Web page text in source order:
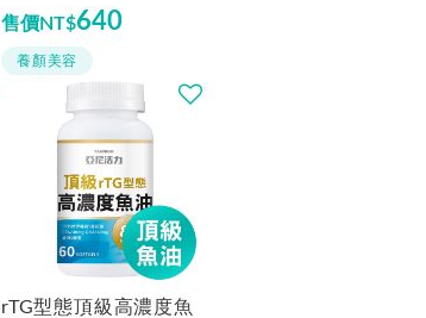
售價NT$640
養顏美容
rTG型態頂級高濃度魚